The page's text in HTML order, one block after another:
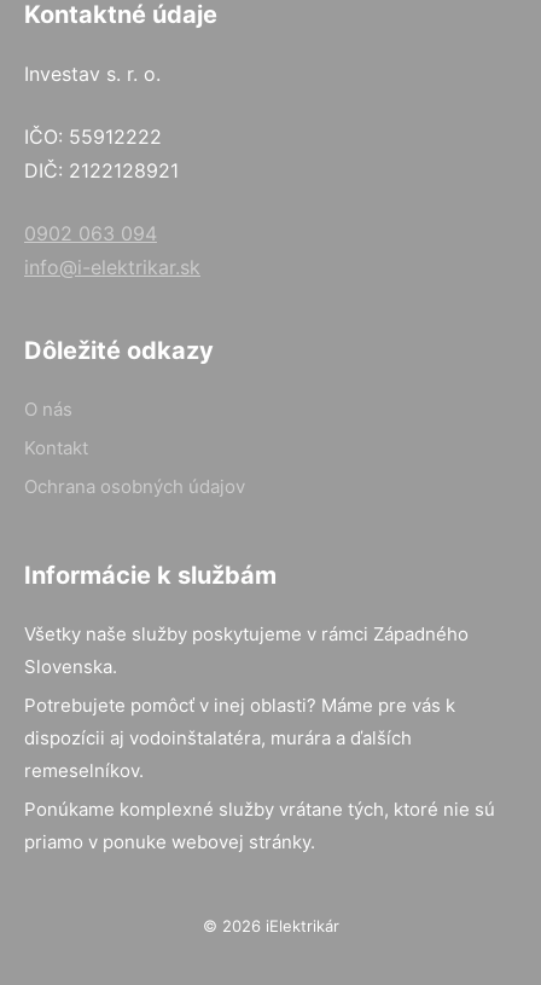
Kontaktné údaje
Investav s. r. o.
IČO: 55912222
DIČ: 2122128921
0902 063 094
info@i-elektrikar.sk
Dôležité odkazy
O nás
Kontakt
Ochrana osobných údajov
Informácie k službám
Všetky naše služby poskytujeme v rámci Západného
Slovenska.
Potrebujete pomôcť v inej oblasti? Máme pre vás k
dispozícii aj vodoinštalatéra, murára a ďalších
remeselníkov.
Ponúkame komplexné služby vrátane tých, ktoré nie sú
priamo v ponuke webovej stránky.
© 2026 iElektrikár